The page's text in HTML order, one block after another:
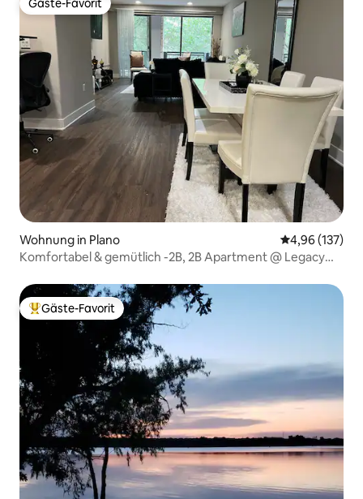
Gäste-Favorit
Gäste-Favorit
Wohnung in Plano
4,96 (137)
Komfortabel & gemütlich -2B, 2B Apartment @ Legacy
Beliebter Gäste-Favorit.
Gäste-Favorit